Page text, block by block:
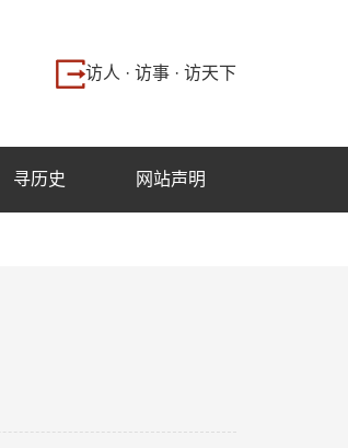
访人 · 访事 · 访天下
寻历史 网站声明